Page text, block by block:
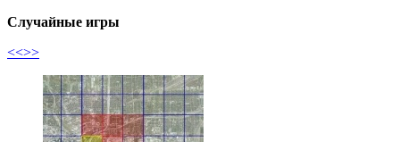
Случайные игры
<<>>